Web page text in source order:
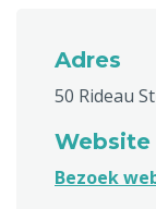
Adres
50 Rideau
Website
Bezoek